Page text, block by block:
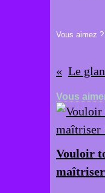
Vous aimez ?
Le
Vous
Vouloir